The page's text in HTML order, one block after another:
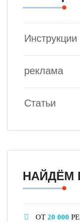
Инструкции
реклама
Статьи
НАЙДЁМ
ОТ 20 000